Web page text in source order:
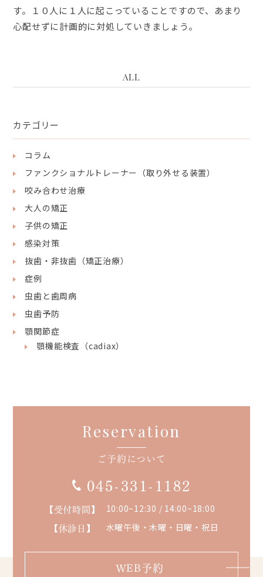
カテゴリー
コラム
ファンクショナルトレーナー（取り外せる装置）
咬み合わせ治療
大人の矯正
子供の矯正
感染対策
抜歯・非抜歯（矯正治療）
症例
虫歯と歯周病
虫歯予防
顎関節症
顎機能検査（cadiax）
す。１０人に１人に起こっていることですので、あまり
心配せずに計画的に対処していきましょう。
ALL
Reservation
ご予約について
045-331-1182
【受付時間】 10:00~12:30 / 14:00~18:00
【休診日】 水曜午後・木曜・日曜・祝日
WEB予約